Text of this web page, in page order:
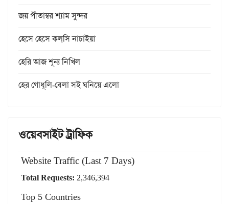
জয় পীতাম্বর শ্যাম সুন্দর
হেসে হেসে কল্‌সি নাচাইয়া
হেরি আজ শূন্য নিখিল
হের গোধূলি-বেলা সই ঘনিয়ে এলো
ওয়েবসাইট ট্রাফিক
Website Traffic (Last 7 Days)
Total Requests: 2,346,394
Top 5 Countries